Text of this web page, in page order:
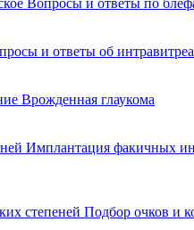
Вопросы и ответы по
и ответы об
Врожденная глаукома
Имплантация факичных
степеней Подбор очков и